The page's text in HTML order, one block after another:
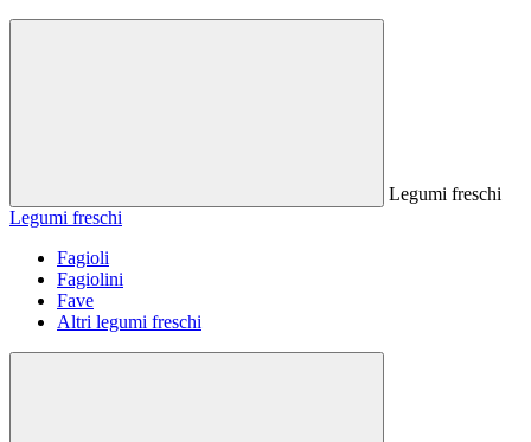
Legumi freschi
Legumi freschi
Fagioli
Fagiolini
Fave
Altri legumi freschi